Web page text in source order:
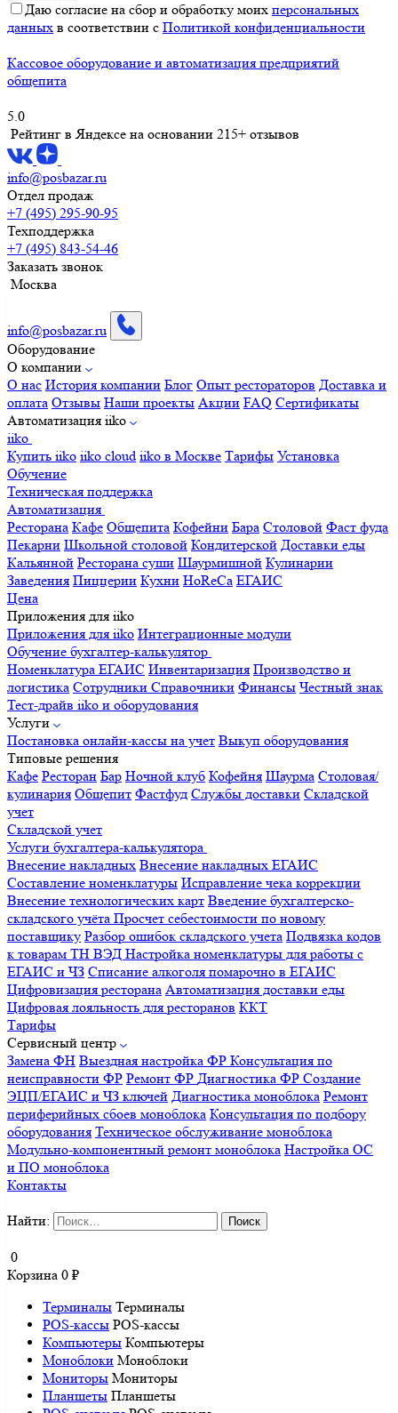
Даю согласие на сбор и обработку моих персональных
данных в соответствии с Политикой конфиденциальности
Кассовое оборудование и автоматизация предприятий
общепита
5.0
Рейтинг в Яндексе на основании 215+ отзывов
info@posbazar.ru
Отдел продаж
+7 (495) 295-90-95
Техподдержка
+7 (495) 843-54-46
Заказать звонок
Москва
info@posbazar.ru
Оборудование
О компании
О нас История компании Блог Опыт рестораторов Доставка и
оплата Отзывы Наши проекты Акции FAQ Сертификаты
Автоматизация iiko
iiko
Купить iiko iiko cloud iiko в Москве Тарифы Установка
Обучение
Техническая поддержка
Автоматизация
Ресторана Кафе Общепита Кофейни Бара Столовой Фаст фуда
Пекарни Школьной столовой Кондитерской Доставки еды
Кальянной Ресторана суши Шаурмишной Кулинарии
Заведения Пиццерии Кухни HoReCa ЕГАИС
Цена
Приложения для iiko
Приложения для iiko Интеграционные модули
Обучение бухгалтер-калькулятор
Номенклатура ЕГАИС Инвентаризация Производство и
логистика Сотрудники Справочники Финансы Честный знак
Тест-драйв iiko и оборудования
Услуги
Постановка онлайн-кассы на учет Выкуп оборудования
Типовые решения
Кафе Ресторан Бар Ночной клуб Кофейня Шаурма Столовая/
кулинария Общепит Фастфуд Службы доставки Складской
учет
Складской учет
Услуги бухгалтера-калькулятора
Внесение накладных Внесение накладных ЕГАИС
Составление номенклатуры Исправление чека коррекции
Внесение технологических карт Введение бухгалтерско-
складского учёта Просчет себестоимости по новому
поставщику Разбор ошибок складского учета Подвязка кодов
к товарам ТН ВЭД Настройка номенклатуры для работы с
ЕГАИС и ЧЗ Списание алкоголя помарочно в ЕГАИС
Цифровизация ресторана Автоматизация доставки еды
Цифровая лояльность для ресторанов ККТ
Тарифы
Сервисный центр
Замена ФН Выездная настройка ФР Консультация по
неисправности ФР Ремонт ФР Диагностика ФР Создание
ЭЦП/ЕГАИС и ЧЗ ключей Диагностика моноблока Ремонт
периферийных сбоев моноблока Консультация по подбору
оборудования Техническое обслуживание моноблока
Модульно-компонентный ремонт моноблока Настройка ОС
и ПО моноблока
Контакты
Найти:
0
Корзина 0 ₽
Терминалы Терминалы
POS-кассы POS-кассы
Компьютеры Компьютеры
Моноблоки Моноблоки
Мониторы Мониторы
Планшеты Планшеты